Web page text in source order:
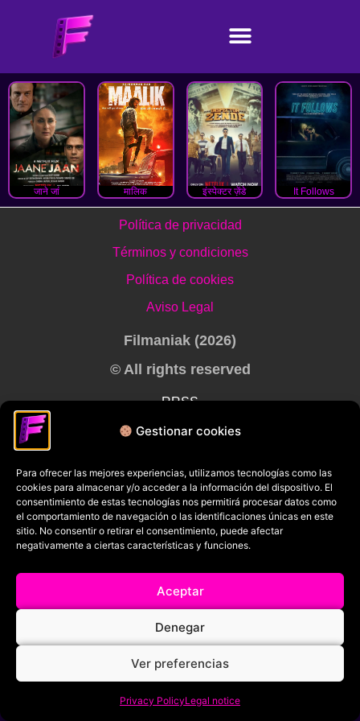
Gestionar cookies
Para ofrecer las mejores experiencias, utilizamos tecnologías como las
cookies para almacenar y/o acceder a la información del dispositivo. El
consentimiento de estas tecnologías nos permitirá procesar datos como
el comportamiento de navegación o las identificaciones únicas en este
sitio. No consentir o retirar el consentimiento, puede afectar
negativamente a ciertas características y funciones.
Aceptar
Denegar
Ver preferencias
Privacy PolicyLegal notice
जाने जां मालिक इंस्पेक्टर ज़ेंडे It Follows
Política de privacidad
Términos y condiciones
Política de cookies
Aviso Legal
Filmaniak (2026)
© All rights reserved
RRSS